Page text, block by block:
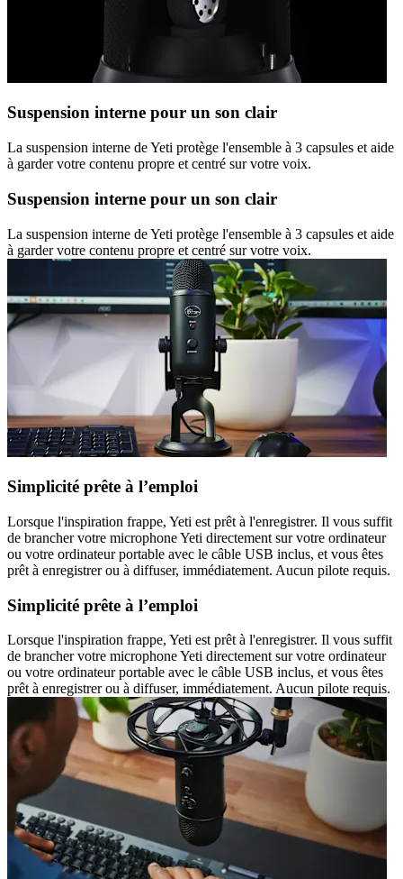
Suspension interne pour un son clair
La suspension interne de Yeti protège l'ensemble à 3 capsules et aide
à garder votre contenu propre et centré sur votre voix.
Suspension interne pour un son clair
La suspension interne de Yeti protège l'ensemble à 3 capsules et aide
à garder votre contenu propre et centré sur votre voix.
Simplicité prête à l’emploi
Lorsque l'inspiration frappe, Yeti est prêt à l'enregistrer. Il vous suffit
de brancher votre microphone Yeti directement sur votre ordinateur
ou votre ordinateur portable avec le câble USB inclus, et vous êtes
prêt à enregistrer ou à diffuser, immédiatement. Aucun pilote requis.
Simplicité prête à l’emploi
Lorsque l'inspiration frappe, Yeti est prêt à l'enregistrer. Il vous suffit
de brancher votre microphone Yeti directement sur votre ordinateur
ou votre ordinateur portable avec le câble USB inclus, et vous êtes
prêt à enregistrer ou à diffuser, immédiatement. Aucun pilote requis.